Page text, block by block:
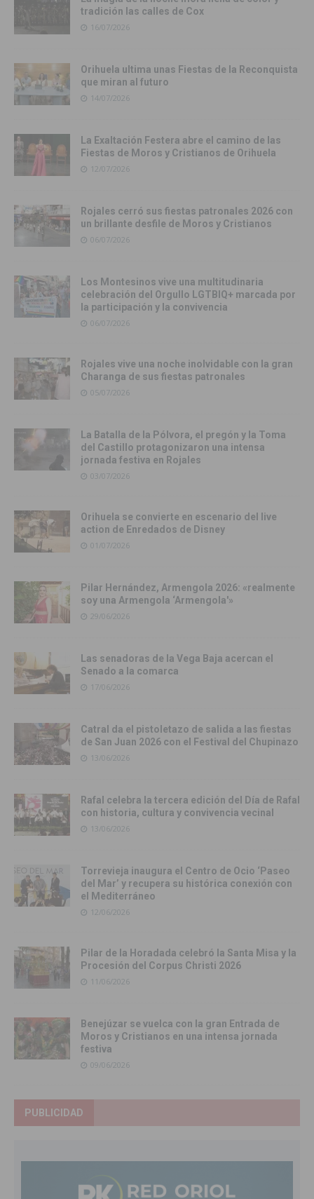
tradición las calles de Cox
16/07/2026
Orihuela ultima unas Fiestas de la Reconquista
que miran al futuro
14/07/2026
La Exaltación Festera abre el camino de las
Fiestas de Moros y Cristianos de Orihuela
12/07/2026
Rojales cerró sus fiestas patronales 2026 con
un brillante desfile de Moros y Cristianos
06/07/2026
Los Montesinos vive una multitudinaria
celebración del Orgullo LGTBIQ+ marcada por
la participación y la convivencia
06/07/2026
Rojales vive una noche inolvidable con la gran
Charanga de sus fiestas patronales
05/07/2026
La Batalla de la Pólvora, el pregón y la Toma
del Castillo protagonizaron una intensa
jornada festiva en Rojales
03/07/2026
Orihuela se convierte en escenario del live
action de Enredados de Disney
01/07/2026
Pilar Hernández, Armengola 2026: «realmente
soy una Armengola ‘Armengola'»
29/06/2026
Las senadoras de la Vega Baja acercan el
Senado a la comarca
17/06/2026
Catral da el pistoletazo de salida a las fiestas
de San Juan 2026 con el Festival del Chupinazo
13/06/2026
Rafal celebra la tercera edición del Día de Rafal
con historia, cultura y convivencia vecinal
13/06/2026
Torrevieja inaugura el Centro de Ocio ‘Paseo
del Mar’ y recupera su histórica conexión con
el Mediterráneo
12/06/2026
Pilar de la Horadada celebró la Santa Misa y la
Procesión del Corpus Christi 2026
11/06/2026
Benejúzar se vuelca con la gran Entrada de
Moros y Cristianos en una intensa jornada
festiva
09/06/2026
PUBLICIDAD